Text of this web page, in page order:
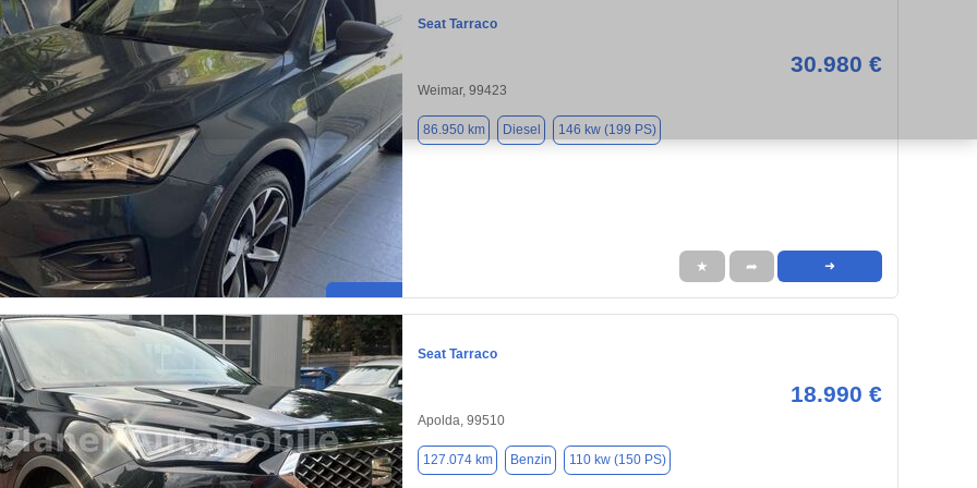
Seat Tarraco
30.980 €
Weimar, 99423
86.950 km Diesel 146 kw (199 PS)
★ ➦ ➜
Seat Tarraco
18.990 €
Apolda, 99510
127.074 km Benzin 110 kw (150 PS)